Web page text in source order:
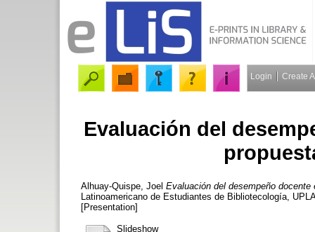
Login Create
Evaluación del
Alhuay-Quispe, Joel Evaluación del desempeño
Latinoamericano de Estudiantes de Bibliotecología,
[Presentation]
Slideshow